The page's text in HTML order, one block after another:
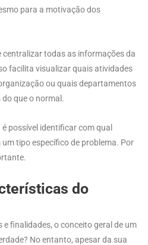
para a motivação dos
todas as informações da
facilita visualizar quais atividades
ou quais departamentos
que o normal.
possível identificar com qual
tipo específico de problema. Por
do
finalidades, o conceito geral de um
No entanto, apesar da sua